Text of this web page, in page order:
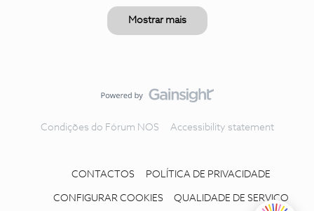
Mostrar mais
Condições do Fórum NOS Accessibility statement
CONTACTOS POLÍTICA DE PRIVACIDADE
CONFIGURAR COOKIES QUALIDADE DE SERVIÇO